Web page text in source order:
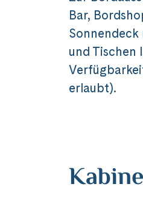
Bar,
und Tischen
erlaubt).